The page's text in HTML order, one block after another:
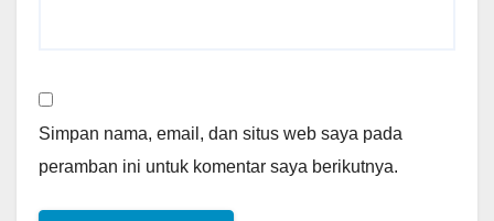
Simpan nama, email, dan situs web saya pada
peramban ini untuk komentar saya berikutnya.